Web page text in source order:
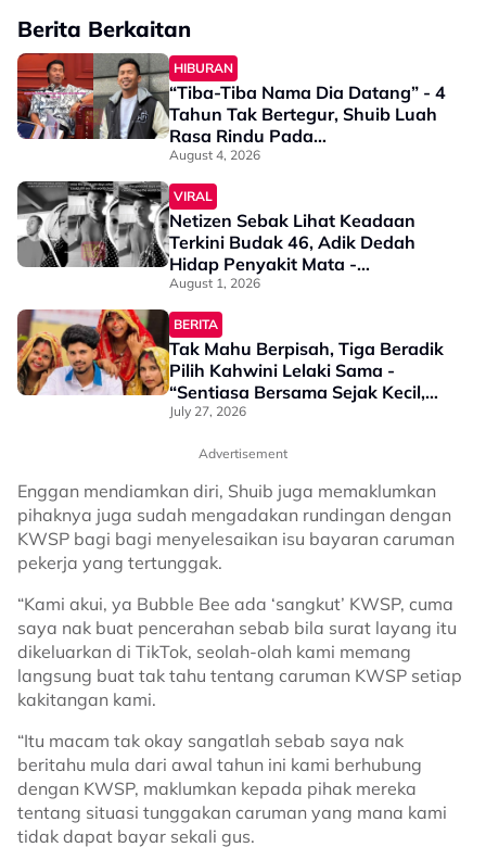
Berita Berkaitan
HIBURAN
“Tiba-Tiba Nama Dia Datang” - 4
Tahun Tak Bertegur, Shuib Luah
Rasa Rindu Pada…
August 4, 2026
VIRAL
Netizen Sebak Lihat Keadaan
Terkini Budak 46, Adik Dedah
Hidap Penyakit Mata -
“Penglihatan Dia Memang Slowly
Makin Tak Nampak…”
August 1, 2026
BERITA
Tak Mahu Berpisah, Tiga Beradik
Pilih Kahwini Lelaki Sama -
“Sentiasa Bersama Sejak Kecil,
Tak Dapat Bayangkan Hidup
July 27, 2026
Advertisement
Enggan mendiamkan diri, Shuib juga memaklumkan
pihaknya juga sudah mengadakan rundingan dengan
KWSP bagi bagi menyelesaikan isu bayaran caruman
pekerja yang tertunggak.
“Kami akui, ya Bubble Bee ada ‘sangkut’ KWSP, cuma
saya nak buat pencerahan sebab bila surat layang itu
dikeluarkan di TikTok, seolah-olah kami memang
langsung buat tak tahu tentang caruman KWSP setiap
kakitangan kami.
“Itu macam tak okay sangatlah sebab saya nak
beritahu mula dari awal tahun ini kami berhubung
dengan KWSP, maklumkan kepada pihak mereka
tentang situasi tunggakan caruman yang mana kami
tidak dapat bayar sekali gus.